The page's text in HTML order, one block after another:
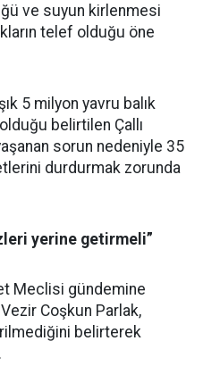
ve suyun kirlenmesi
telef olduğu öne
5 milyon yavru balık
belirtilen Çallı
sorun nedeniyle 35
durdurmak zorunda
yerine getirmeli”
Meclisi gündemine
Coşkun Parlak,
belirterek